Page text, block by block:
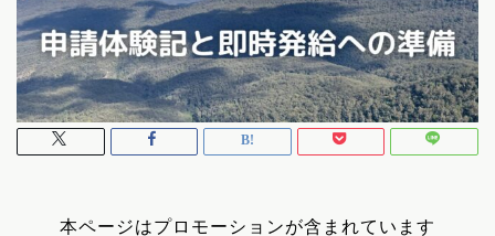
本ページはプロモーションが含まれています